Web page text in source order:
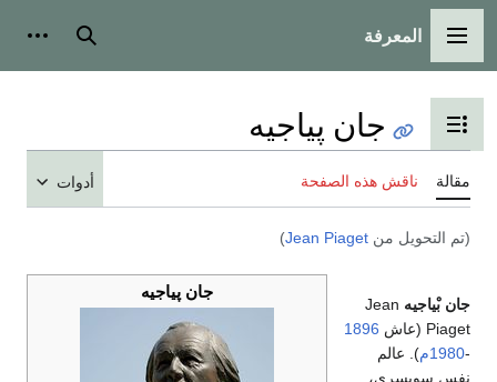
القائمة الرئيسية
المعرفة بحث
تبديل عرض جدول المحتويات
جان پياجيه
مقالة ناقش هذه الصفحة أدوات
(تم التحويل من Jean Piaget
)
جان پياجيه
جان بْياجيه Jean
Piaget (عاش
1896
-1980م
). عالم
نفس سويسري،